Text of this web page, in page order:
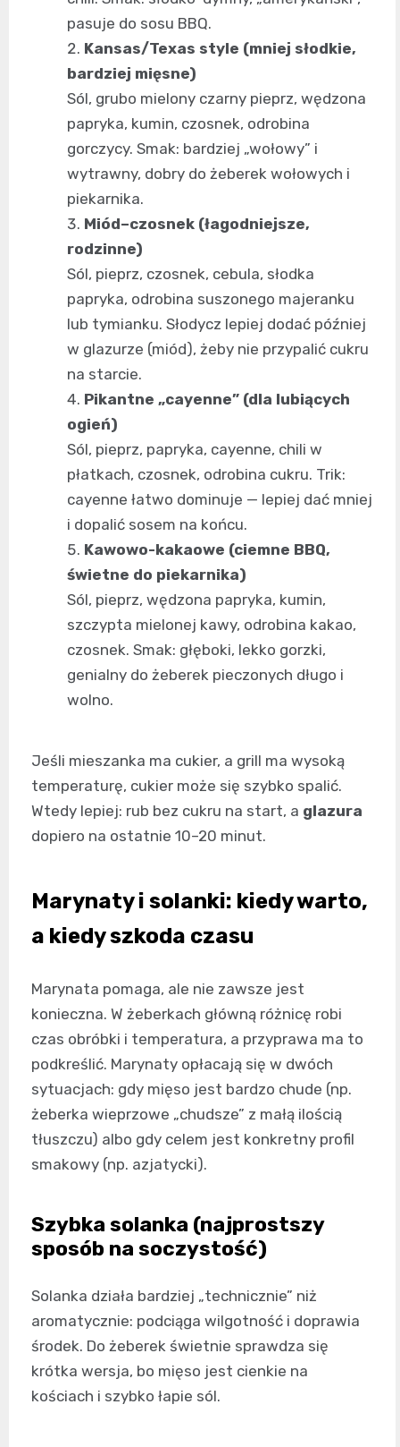
pasuje do sosu BBQ.
Kansas/Texas style (mniej słodkie,
bardziej mięsne)
Sól, grubo mielony czarny pieprz, wędzona
papryka, kumin, czosnek, odrobina
gorczycy. Smak: bardziej „wołowy” i
wytrawny, dobry do żeberek wołowych i
piekarnika.
Miód–czosnek (łagodniejsze,
rodzinne)
Sól, pieprz, czosnek, cebula, słodka
papryka, odrobina suszonego majeranku
lub tymianku. Słodycz lepiej dodać później
w glazurze (miód), żeby nie przypalić cukru
na starcie.
Pikantne „cayenne” (dla lubiących
ogień)
Sól, pieprz, papryka, cayenne, chili w
płatkach, czosnek, odrobina cukru. Trik:
cayenne łatwo dominuje — lepiej dać mniej
i dopalić sosem na końcu.
Kawowo-kakaowe (ciemne BBQ,
świetne do piekarnika)
Sól, pieprz, wędzona papryka, kumin,
szczypta mielonej kawy, odrobina kakao,
czosnek. Smak: głęboki, lekko gorzki,
genialny do żeberek pieczonych długo i
wolno.
Jeśli mieszanka ma cukier, a grill ma wysoką
temperaturę, cukier może się szybko spalić.
Wtedy lepiej: rub bez cukru na start, a glazura
dopiero na ostatnie 10–20 minut.
Marynaty i solanki: kiedy warto,
a kiedy szkoda czasu
Marynata pomaga, ale nie zawsze jest
konieczna. W żeberkach główną różnicę robi
czas obróbki i temperatura, a przyprawa ma to
podkreślić. Marynaty opłacają się w dwóch
sytuacjach: gdy mięso jest bardzo chude (np.
żeberka wieprzowe „chudsze” z małą ilością
tłuszczu) albo gdy celem jest konkretny profil
smakowy (np. azjatycki).
Szybka solanka (najprostszy
sposób na soczystość)
Solanka działa bardziej „technicznie” niż
aromatycznie: podciąga wilgotność i doprawia
środek. Do żeberek świetnie sprawdza się
krótka wersja, bo mięso jest cienkie na
kościach i szybko łapie sól.